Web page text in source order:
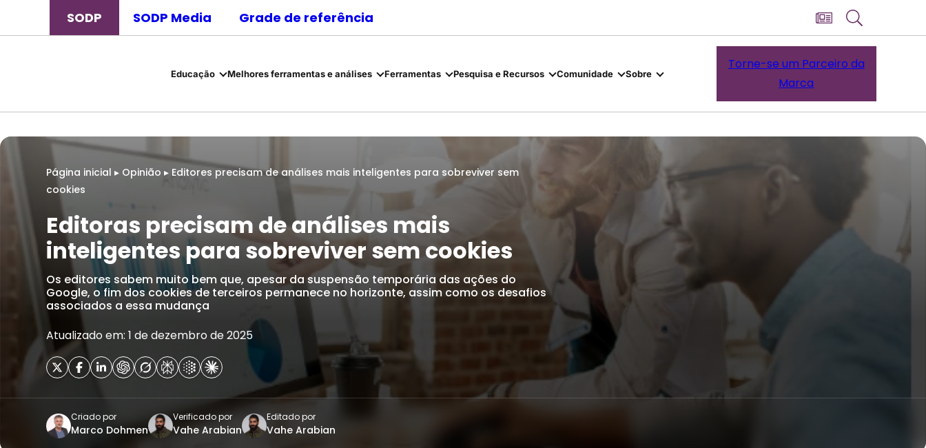
SODP SODP Media Grade de referência
Educação Melhores ferramentas e análises Ferramentas Pesquisa e Recursos Comunidade Sobre
Torne-se um Parceiro da
Marca
Página inicial ▸ Opinião ▸ Editores precisam de análises mais inteligentes para sobreviver sem
cookies
Editoras precisam de análises mais
inteligentes para sobreviver sem cookies
Os editores sabem muito bem que, apesar da suspensão temporária das ações do
Google, o fim dos cookies de terceiros permanece no horizonte, assim como os desafios
associados a essa mudança
Atualizado em: 1 de dezembro de 2025
Criado por
Marco Dohmen
Verificado por
Vahe Arabian
Editado por
Vahe Arabian